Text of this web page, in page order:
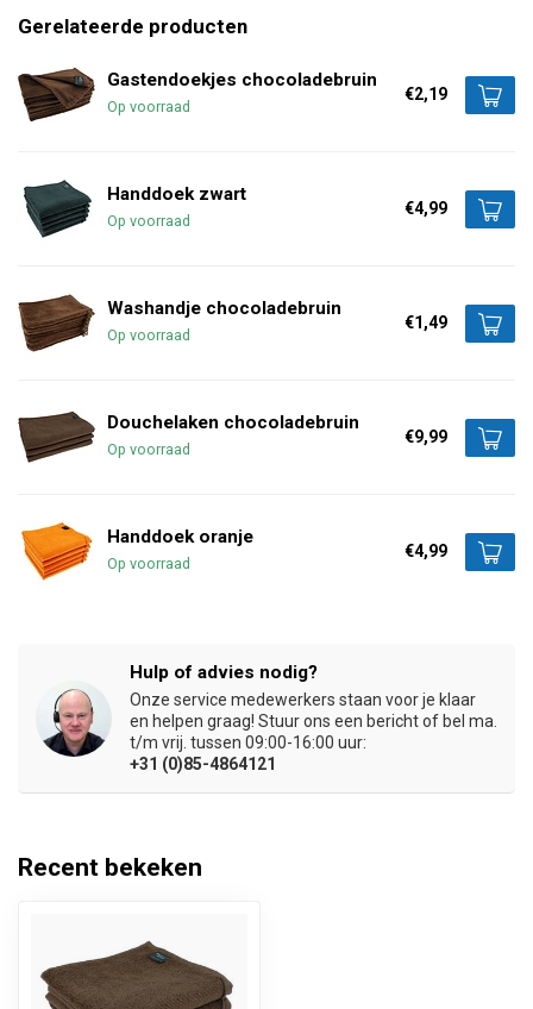
Gerelateerde producten
Gastendoekjes chocoladebruin
Op voorraad
€2,19
Handdoek zwart
Op voorraad
€4,99
Washandje chocoladebruin
Op voorraad
€1,49
Douchelaken chocoladebruin
Op voorraad
€9,99
Handdoek oranje
Op voorraad
€4,99
Hulp of advies nodig?
Onze service medewerkers staan voor je klaar
en helpen graag! Stuur ons een bericht of bel ma.
t/m vrij. tussen 09:00-16:00 uur:
+31 (0)85-4864121
Recent bekeken